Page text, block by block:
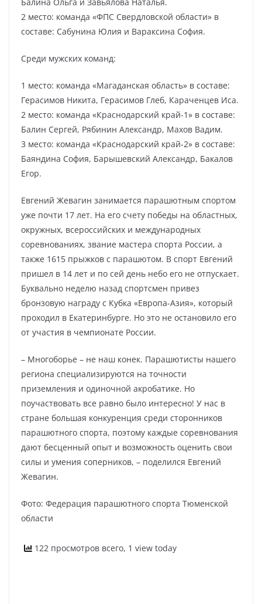
2 место: команда «ФПС Свердловской области» в
составе: Сабунина Юлия и Вараксина София.
Среди мужских команд:
1 место: команда «Магаданская область» в составе:
Герасимов Никита, Герасимов Глеб, Караченцев Иса.
2 место: команда «Краснодарский край-1» в составе:
Балин Сергей, Рябинин Александр, Махов Вадим.
3 место: команда «Краснодарский край-2» в составе:
Баяндина София, Барышевский Александр, Бакалов
Егор.
Евгений Жевагин занимается парашютным спортом
уже почти 17 лет. На его счету победы на областных,
окружных, всероссийских и международных
соревнованиях, звание мастера спорта России, а
также 1615 прыжков с парашютом. В спорт Евгений
пришел в 14 лет и по сей день небо его не отпускает.
Буквально неделю назад спортсмен привез
бронзовую награду с Кубка «Европа-Азия», который
проходил в Екатеринбурге. Но это не остановило его
от участия в чемпионате России.
– Многоборье – не наш конек. Парашютисты нашего
региона специализируются на точности
приземления и одиночной акробатике. Но
поучаствовать все равно было интересно! У нас в
стране большая конкуренция среди сторонников
парашютного спорта, поэтому каждые соревнования
дают бесценный опыт и возможность оценить свои
силы и умения соперников, – поделился Евгений
Жевагин.
Фото: Федерация парашютного спорта Тюменской
области
122 просмотров всего, 1 view today